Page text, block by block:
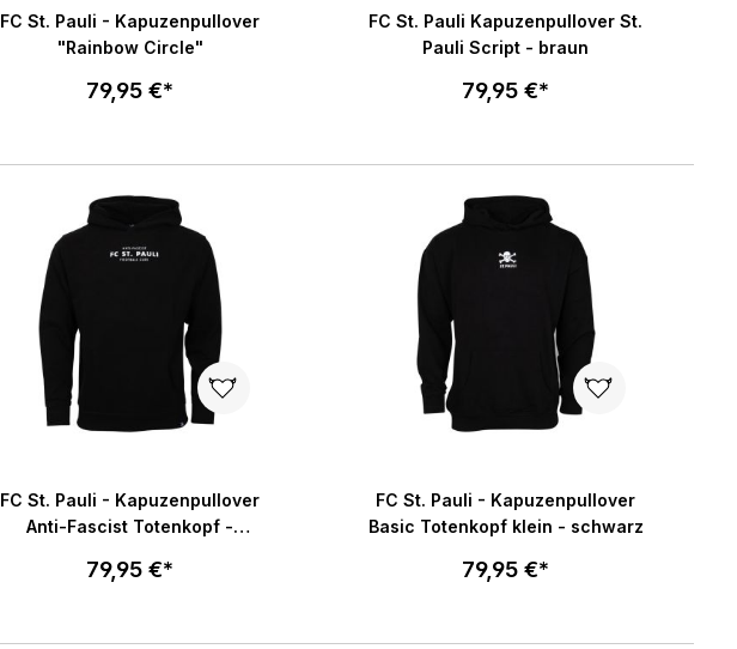
FC St. Pauli - Kapuzenpullover
"Rainbow Circle"
79,95 €*
In den Warenkorb
FC St. Pauli Kapuzenpullover St.
Pauli Script - braun
79,95 €*
In den Warenkorb
FC St. Pauli - Kapuzenpullover
Anti-Fascist Totenkopf -
79,95 €*
FC St. Pauli - Kapuzenpullover
Basic Totenkopf klein - schwarz
79,95 €*